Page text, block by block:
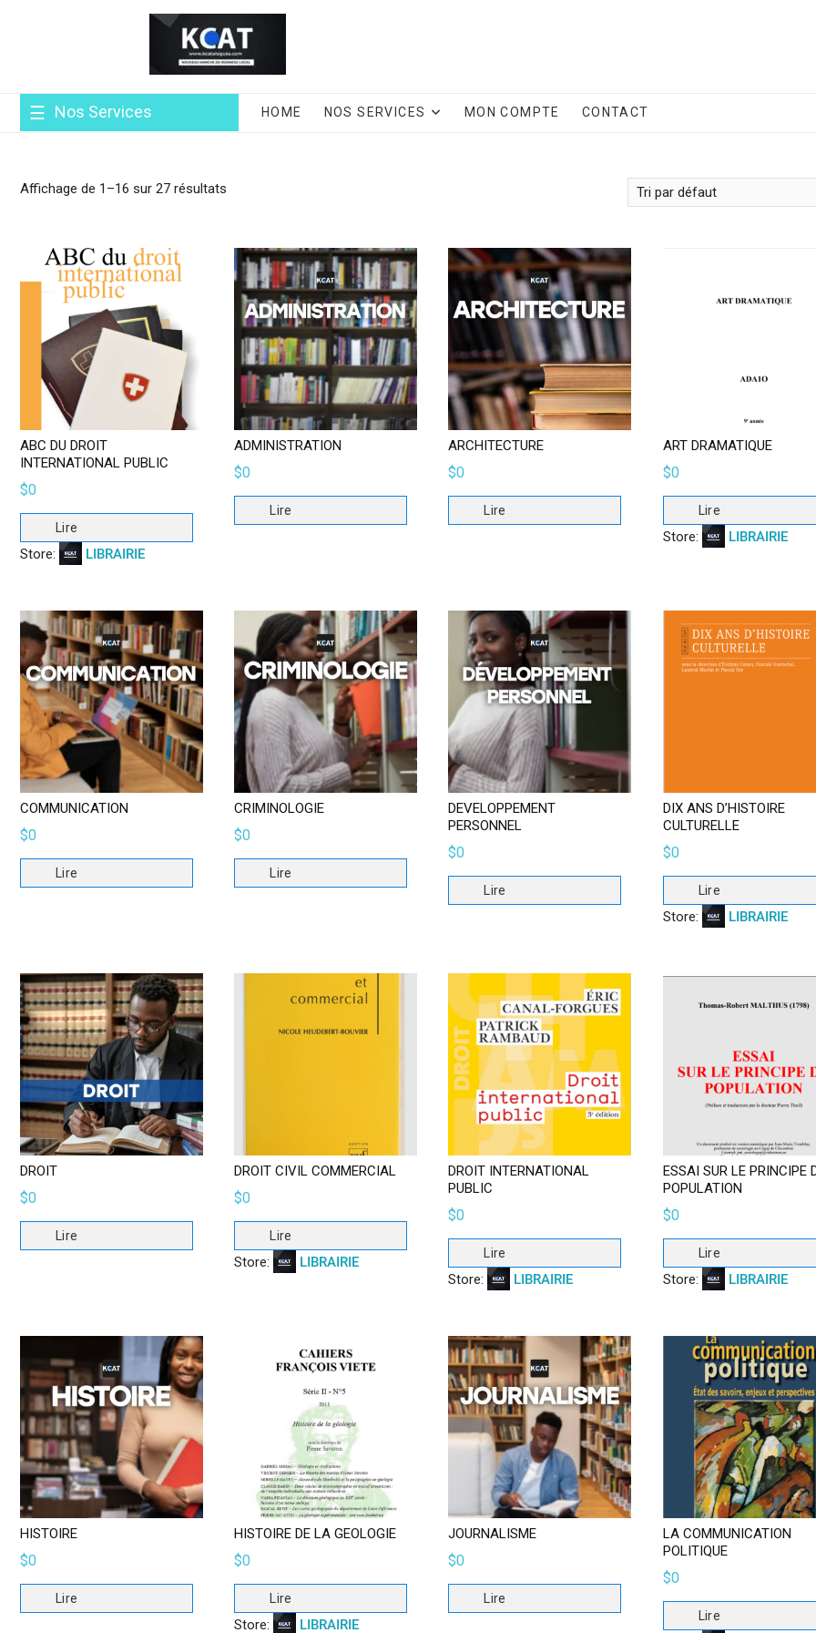
Nos Services HOME NOS SERVICES MON COMPTE CONTACT
Affichage de 1–16 sur 27 résultats
ABC DU DROIT
INTERNATIONAL PUBLIC
$0
Lire
Store: LIBRAIRIE
ADMINISTRATION
$0
Lire
ARCHITECTURE
$0
Lire
ART DRAMATIQUE
$0
Lire
Store: LIBRAIRIE
COMMUNICATION
$0
Lire
CRIMINOLOGIE
$0
Lire
DEVELOPPEMENT
PERSONNEL
$0
Lire
DIX ANS D’HISTOIRE
CULTURELLE
$0
Lire
Store: LIBRAIRIE
DROIT
$0
Lire
DROIT CIVIL COMMERCIAL
$0
Lire
Store: LIBRAIRIE
DROIT INTERNATIONAL
PUBLIC
$0
Lire
Store: LIBRAIRIE
ESSAI SUR LE PRINCIPE
POPULATION
$0
Lire
Store: LIBRAIRIE
HISTOIRE
$0
Lire
HISTOIRE DE LA GEOLOGIE
$0
Lire
Store: LIBRAIRIE
JOURNALISME
$0
Lire
LA COMMUNICATION
POLITIQUE
$0
Lire